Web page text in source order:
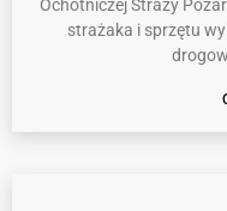
Ochotniczej Straży
strażaka i sprzętu